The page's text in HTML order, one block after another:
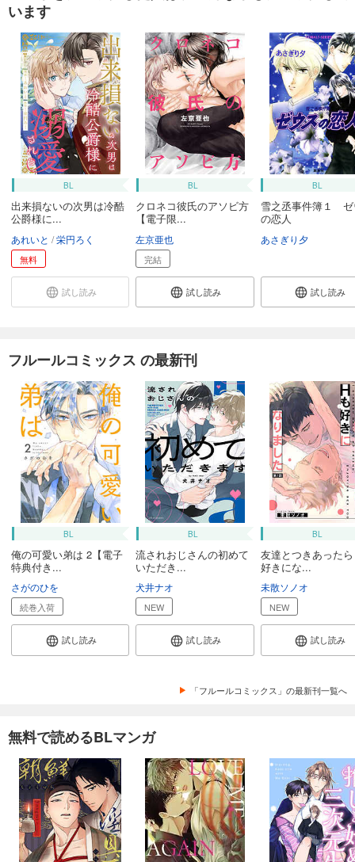
います
BL
出来損ないの次男は冷酷
公爵様に...
あれいと 栄円ろく
無料
試し読み
BL
クロネコ彼氏のアソビ方
【電子限...
左京亜也
完結
試し読み
BL
雪之丞事件簿１ ゼ
の恋人
あさぎり夕
試し読み
フルールコミックス の最新刊
BL
俺の可愛い弟は 2【電子
特典付き...
さがのひを
続巻入荷
試し読み
BL
流されおじさんの初めて
いただき...
犬井ナオ
NEW
試し読み
BL
友達とつきあった
好きにな...
未散ソノオ
NEW
試し読み
「フルールコミックス」の最新刊一覧へ
無料で読めるBLマンガ